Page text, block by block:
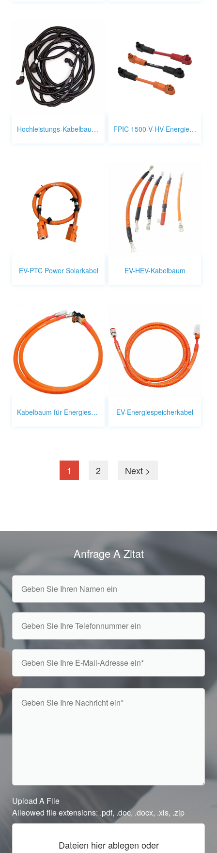
Hochleistungs-Kabelbaum für neue Energie FPIC 1500-V-HV-Energiespeicheranschluss
EV-PTC Power Solarkabel EV-HEV-Kabelbaum
Kabelbaum für Energiespeicherung von Elektrofahrzeugen EV-Energiespeicherkabel
1 2 Next >
Anfrage A Zitat
Upload A File
Alleowed file extensions: .pdf, .doc, .docx, .xls, .zip
Dateien hier ablegen oder